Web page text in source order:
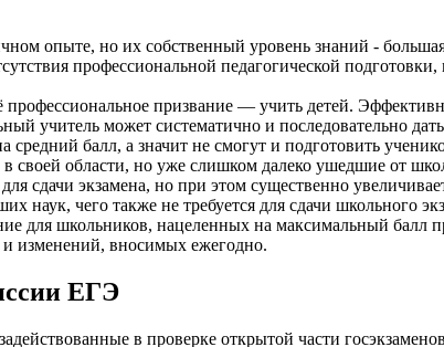
опыте, но их собственный уровень знаний -
профессиональной педагогической
призвание — учить детей.
учитель может систематично и последовательно
балл, а значит не смогут и подготовить
своей области, но уже слишком далеко ушедшие от
сдачи экзамена, но при этом существенно
чего также не требуется для сдачи школьного
для школьников, нацеленных на максимальный балл
и изменений, вносимых ежегодно.
ЕГЭ
в проверке открытой части